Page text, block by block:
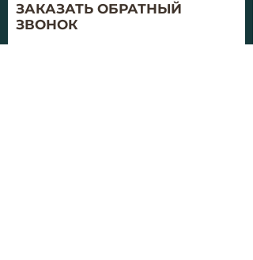
ЗАКАЗАТЬ ОБРАТНЫЙ
ЗВОНОК